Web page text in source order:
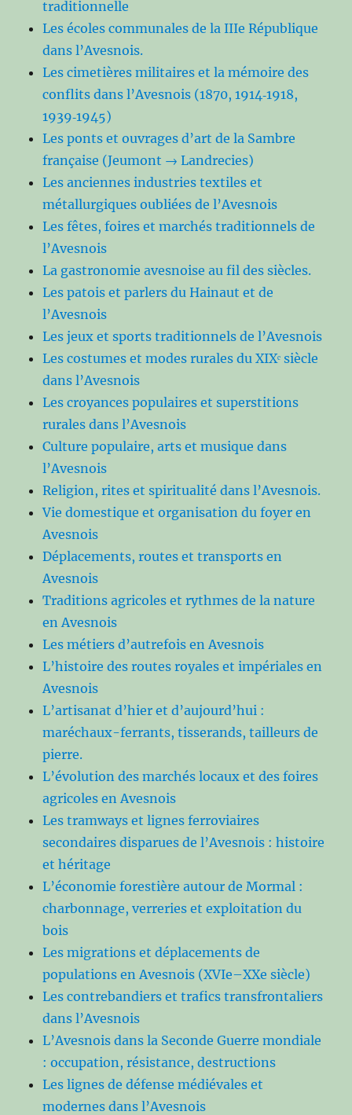
traditionnelle
Les écoles communales de la IIIe République
dans l’Avesnois.
Les cimetières militaires et la mémoire des
conflits dans l’Avesnois (1870, 1914‑1918,
1939‑1945)
Les ponts et ouvrages d’art de la Sambre
française (Jeumont → Landrecies)
Les anciennes industries textiles et
métallurgiques oubliées de l’Avesnois
Les fêtes, foires et marchés traditionnels de
l’Avesnois
La gastronomie avesnoise au fil des siècles.
Les patois et parlers du Hainaut et de
l’Avesnois
Les jeux et sports traditionnels de l’Avesnois
Les costumes et modes rurales du XIXᵉ siècle
dans l’Avesnois
Les croyances populaires et superstitions
rurales dans l’Avesnois
Culture populaire, arts et musique dans
l’Avesnois
Religion, rites et spiritualité dans l’Avesnois.
Vie domestique et organisation du foyer en
Avesnois
Déplacements, routes et transports en
Avesnois
Traditions agricoles et rythmes de la nature
en Avesnois
Les métiers d’autrefois en Avesnois
L’histoire des routes royales et impériales en
Avesnois
L’artisanat d’hier et d’aujourd’hui :
maréchaux-ferrants, tisserands, tailleurs de
pierre.
L’évolution des marchés locaux et des foires
agricoles en Avesnois
Les tramways et lignes ferroviaires
secondaires disparues de l’Avesnois : histoire
et héritage
L’économie forestière autour de Mormal :
charbonnage, verreries et exploitation du
bois
Les migrations et déplacements de
populations en Avesnois (XVIe–XXe siècle)
Les contrebandiers et trafics transfrontaliers
dans l’Avesnois
L’Avesnois dans la Seconde Guerre mondiale
: occupation, résistance, destructions
Les lignes de défense médiévales et
modernes dans l’Avesnois